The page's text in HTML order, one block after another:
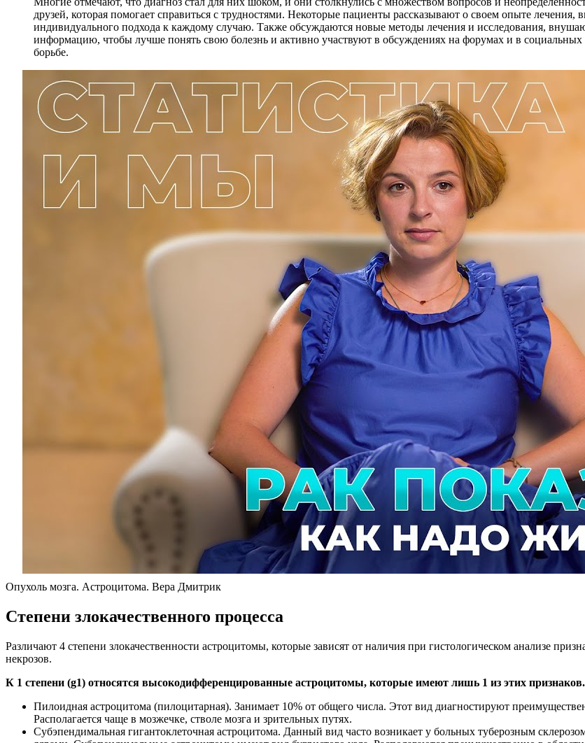
друзей, которая помогает справиться с трудностями. Некоторые пациенты рассказывают о своем опыте
индивидуального подхода к каждому случаю. Также обсуждаются новые методы лечения и исследования,
информацию, чтобы лучше понять свою болезнь и активно участвуют в обсуждениях на форумах и в социальных
борьбе.
Опухоль мозга. Астроцитома. Вера Дмитрик
Степени злокачественного процесса
Различают 4 степени злокачественности астроцитомы, которые зависят от наличия при гистологическом анализе
некрозов.
К 1 степени (g1) относятся высокодифференцированные астроцитомы, которые имеют лишь 1 из этих
Пилоидная астроцитома (пилоцитарная). Занимает 10% от общего числа. Этот вид диагностируют
Располагается чаще в мозжечке, стволе мозга и зрительных путях.
Субэпендимальная гигантоклеточная астроцитома. Данный вид часто возникает у больных туберозным